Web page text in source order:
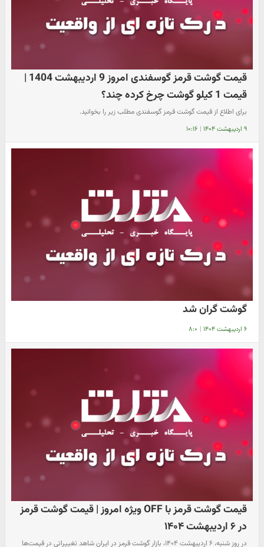
قیمت گوشت قرمز گوسفندی امروز 9 اردیبهشت 1404 |
قیمت 1 کیلو گوشت چرخ کرده چند؟
برای اطلاع از قیمت گوشت قرمز گوسفندی مطلب زیر را بخوانید.
۹ اردیبهشت ۱۴۰۴ | ۱۰:۱۶
گوشت گران شد
۶ اردیبهشت ۱۴۰۴ | ۸:۰
قیمت گوشت قرمز با OFF ویژه امروز | قیمت گوشت قرمز
در ۶ اردیبهشت ۱۴۰۴
در روز شنبه، ۶ اردیبهشت ۱۴۰۴، بازار گوشت قرمز در ایران شاهد تغییراتی در قیمت‌ها